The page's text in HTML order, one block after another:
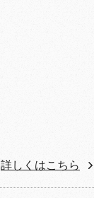
詳しくはこちら